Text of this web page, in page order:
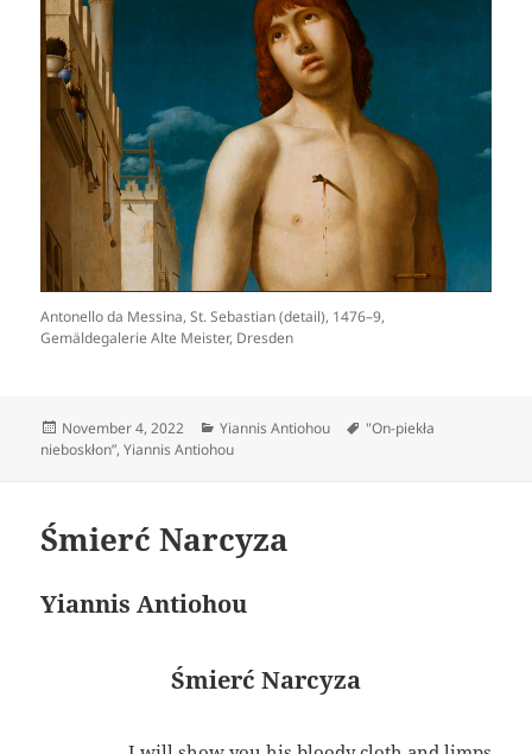
Antonello da Messina, St. Sebastian (detail), 1476–9,
Gemäldegalerie Alte Meister, Dresden
Posted
on
November 4, 2022 Categories
Yiannis Antiohou Tags
"On-piekła
nieboskłon”,Yiannis Antiohou
Śmierć Narcyza
Yiannis Antiohou
Śmierć Narcyza